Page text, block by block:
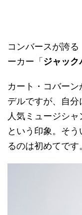
コンバースが誇
ーカー「 ジャック
カート・コバー
デルですが、自
人気ミュージシ
という印象。そ
るのは初めてです